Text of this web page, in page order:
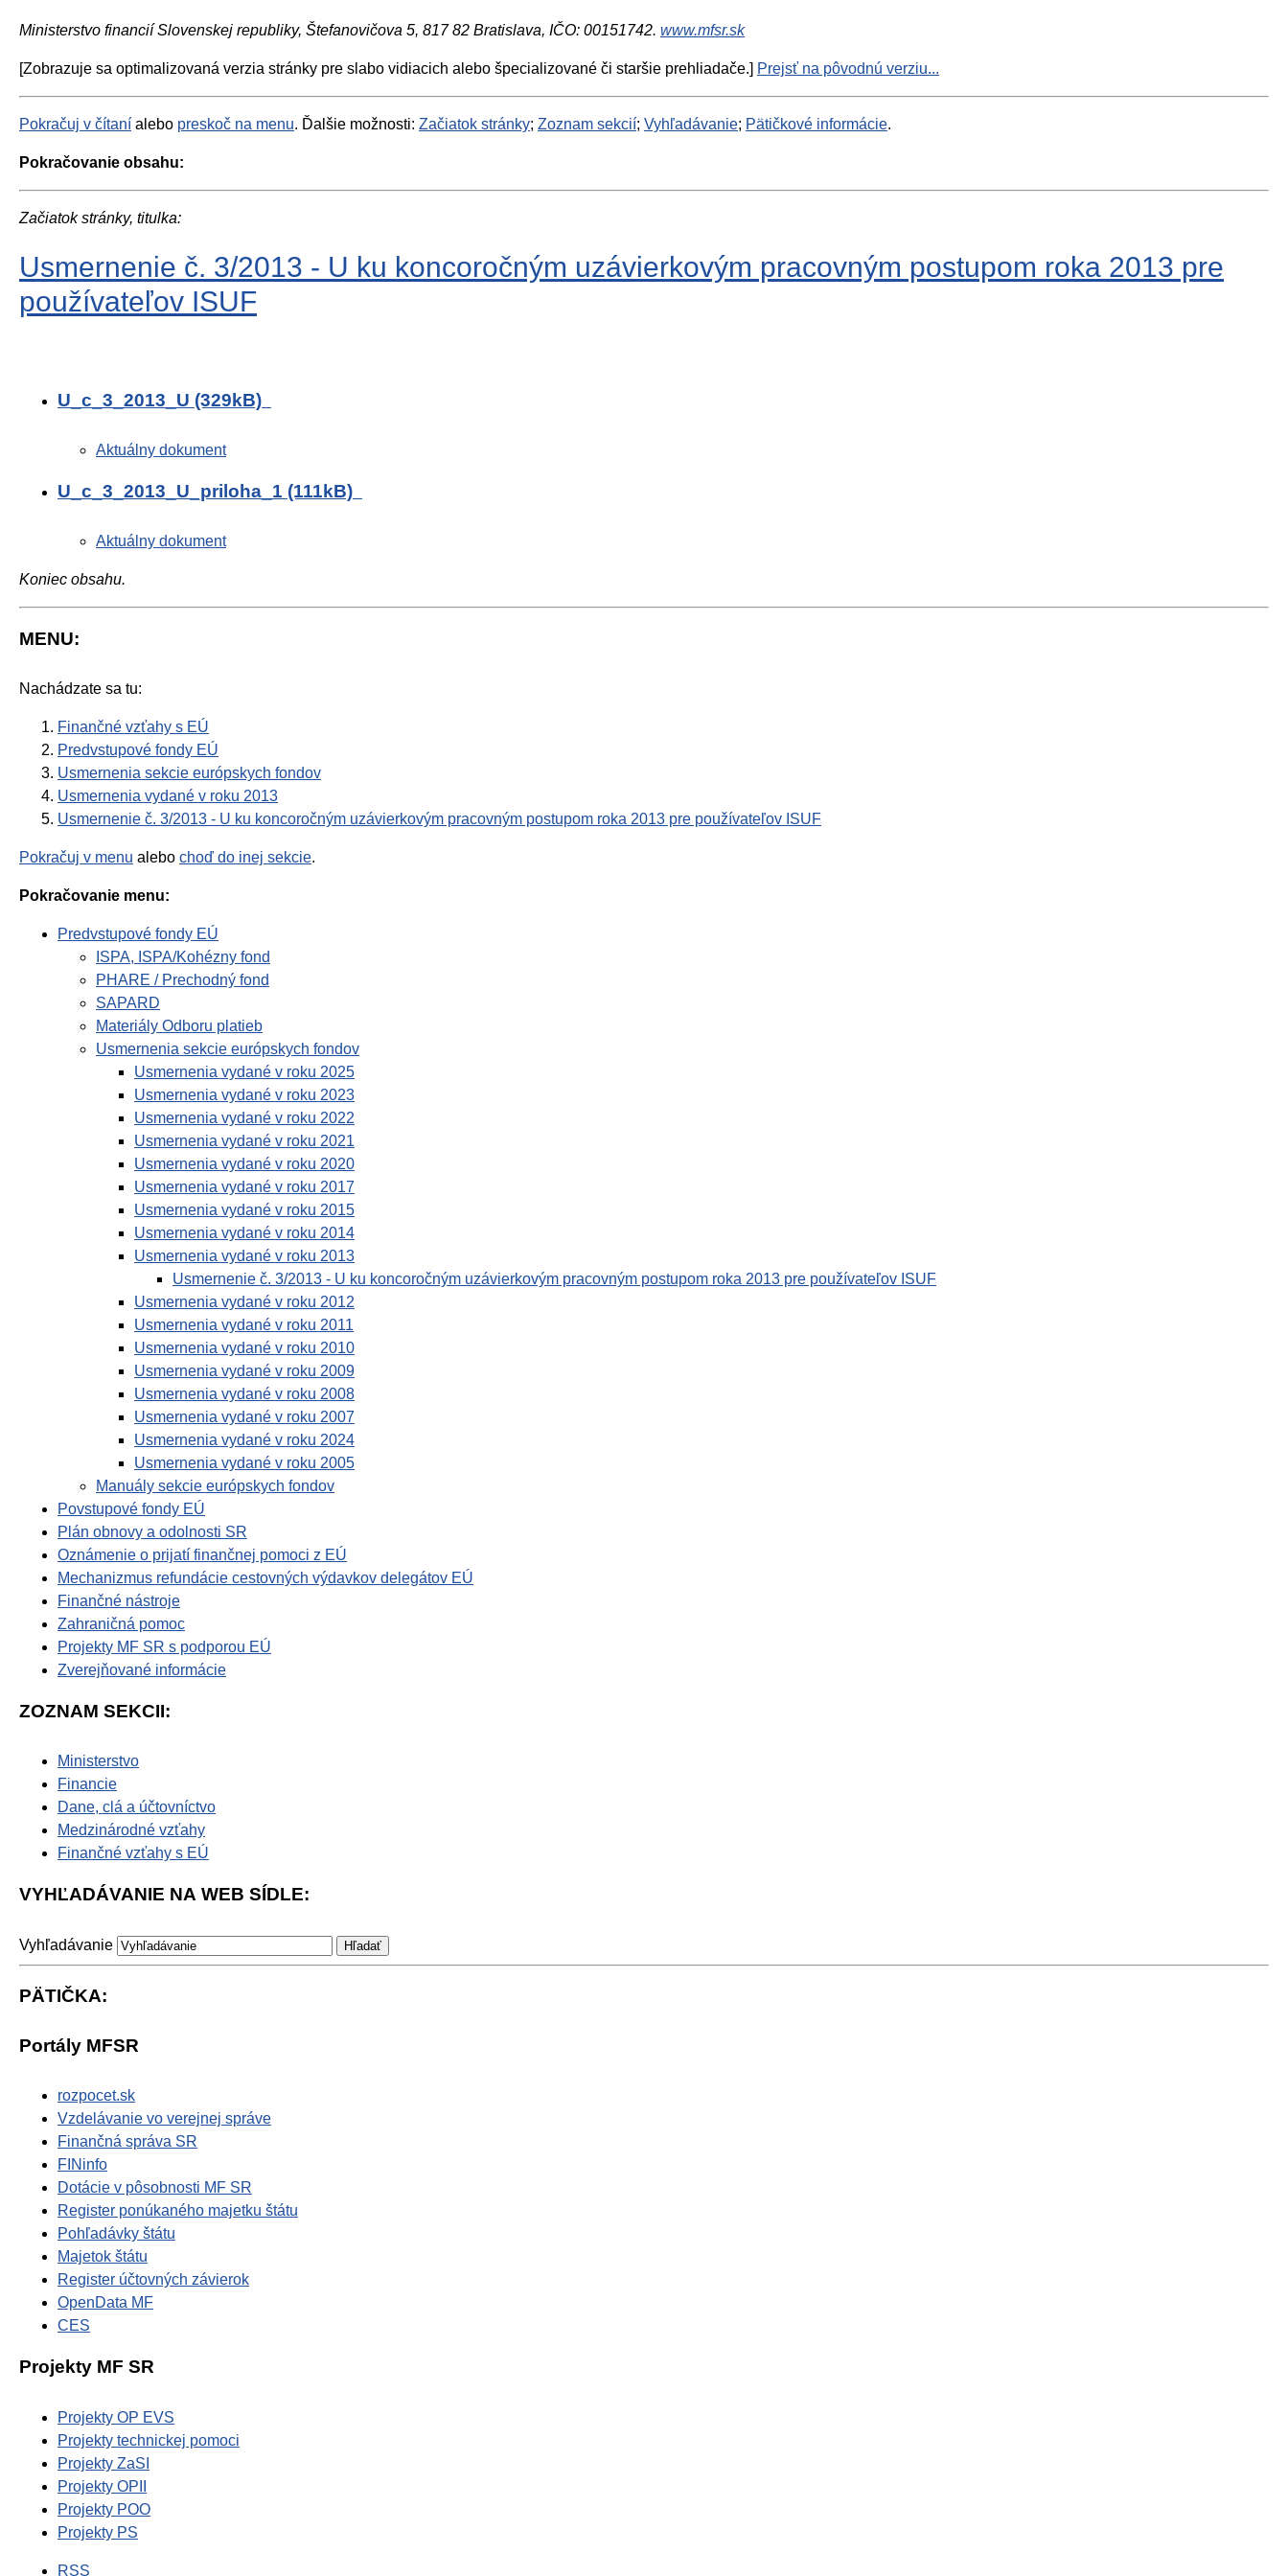
Ministerstvo financií Slovenskej republiky, Štefanovičova 5, 817 82 Bratislava, IČO: 00151742. www.mfsr.sk
[Zobrazuje sa optimalizovaná verzia stránky pre slabo vidiacich alebo špecializované či staršie prehliadače.] Prejsť na pôvodnú verziu...
Pokračuj v čítaní alebo preskoč na menu. Ďalšie možnosti: Začiatok stránky; Zoznam sekcií; Vyhľadávanie; Pätičkové informácie.
Pokračovanie obsahu:
Začiatok stránky, titulka:
Usmernenie č. 3/2013 - U ku koncoročným uzávierkovým pracovným postupom roka 2013 pre
používateľov ISUF
U_c_3_2013_U (329kB)
Aktuálny dokument
U_c_3_2013_U_priloha_1 (111kB)
Aktuálny dokument
Koniec obsahu.
MENU:
Nachádzate sa tu:
Finančné vzťahy s EÚ
Predvstupové fondy EÚ
Usmernenia sekcie európskych fondov
Usmernenia vydané v roku 2013
Usmernenie č. 3/2013 - U ku koncoročným uzávierkovým pracovným postupom roka 2013 pre používateľov ISUF
Pokračuj v menu alebo choď do inej sekcie.
Pokračovanie menu:
Predvstupové fondy EÚ
ISPA, ISPA/Kohézny fond
PHARE / Prechodný fond
SAPARD
Materiály Odboru platieb
Usmernenia sekcie európskych fondov
Usmernenia vydané v roku 2025
Usmernenia vydané v roku 2023
Usmernenia vydané v roku 2022
Usmernenia vydané v roku 2021
Usmernenia vydané v roku 2020
Usmernenia vydané v roku 2017
Usmernenia vydané v roku 2015
Usmernenia vydané v roku 2014
Usmernenia vydané v roku 2013
Usmernenie č. 3/2013 - U ku koncoročným uzávierkovým pracovným postupom roka 2013 pre používateľov ISUF
Usmernenia vydané v roku 2012
Usmernenia vydané v roku 2011
Usmernenia vydané v roku 2010
Usmernenia vydané v roku 2009
Usmernenia vydané v roku 2008
Usmernenia vydané v roku 2007
Usmernenia vydané v roku 2024
Usmernenia vydané v roku 2005
Manuály sekcie európskych fondov
Povstupové fondy EÚ
Plán obnovy a odolnosti SR
Oznámenie o prijatí finančnej pomoci z EÚ
Mechanizmus refundácie cestovných výdavkov delegátov EÚ
Finančné nástroje
Zahraničná pomoc
Projekty MF SR s podporou EÚ
Zverejňované informácie
ZOZNAM SEKCII:
Ministerstvo
Financie
Dane, clá a účtovníctvo
Medzinárodné vzťahy
Finančné vzťahy s EÚ
VYHĽADÁVANIE NA WEB SÍDLE:
Vyhľadávanie
PÄTIČKA:
Portály MFSR
rozpocet.sk
Vzdelávanie vo verejnej správe
Finančná správa SR
FINinfo
Dotácie v pôsobnosti MF SR
Register ponúkaného majetku štátu
Pohľadávky štátu
Majetok štátu
Register účtovných závierok
OpenData MF
CES
Projekty MF SR
Projekty OP EVS
Projekty technickej pomoci
Projekty ZaSI
Projekty OPII
Projekty POO
Projekty PS
RSS